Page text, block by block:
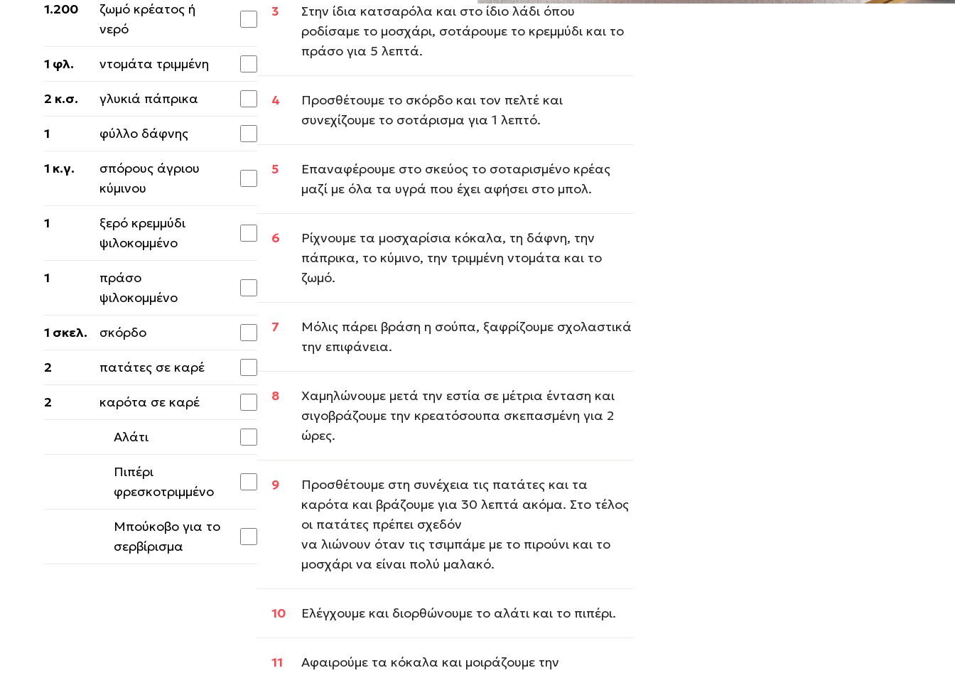
1.200
ζωμό κρέατος ή
νερό
1 φλ. ντομάτα τριμμένη
2 κ.σ. γλυκιά πάπρικα
1 φύλλο δάφνης
1 κ.γ.
σπόρους άγριου
κύμινου
1
ξερό κρεμμύδι
ψιλοκομμένο
1
πράσο
ψιλοκομμένο
1 σκελ. σκόρδο
2 πατάτες σε καρέ
2 καρότα σε καρέ
Αλάτι
Πιπέρι
φρεσκοτριμμένο
Μπούκοβο για το
σερβίρισμα
Στην ίδια κατσαρόλα και στο ίδιο λάδι όπου
ροδίσαμε το μοσχάρι, σοτάρουμε το κρεμμύδι και το
πράσο για 5 λεπτά.
Προσθέτουμε το σκόρδο και τον πελτέ και
συνεχίζουμε το σοτάρισμα για 1 λεπτό.
Επαναφέρουμε στο σκεύος το σοταρισμένο κρέας
μαζί με όλα τα υγρά που έχει αφήσει στο μπολ.
Ρίχνουμε τα μοσχαρίσια κόκαλα, τη δάφνη, την
πάπρικα, το κύμινο, την τριμμένη ντομάτα και το
ζωμό.
Μόλις πάρει βράση η σούπα, ξαφρίζουμε σχολαστικά
την επιφάνεια.
Χαμηλώνουμε μετά την εστία σε μέτρια ένταση και
σιγοβράζουμε την κρεατόσουπα σκεπασμένη για 2
ώρες.
Προσθέτουμε στη συνέχεια τις πατάτες και τα
καρότα και βράζουμε για 30 λεπτά ακόμα. Στο τέλος
οι πατάτες πρέπει σχεδόν
να λιώνουν όταν τις τσιμπάμε με το πιρούνι και το
μοσχάρι να είναι πολύ μαλακό.
Ελέγχουμε και διορθώνουμε το αλάτι και το πιπέρι.
Αφαιρούμε τα κόκαλα και μοιράζουμε την